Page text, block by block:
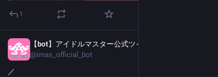
1
【bot】アイドルマスター公式ツイッター
@imas_official_bot
／